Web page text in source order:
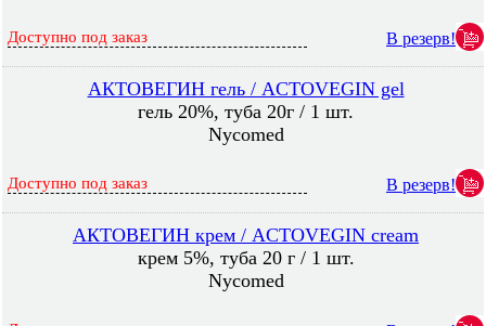
Доступно под заказ В резерв!
АКТОВЕГИН гель / ACTOVEGIN gel
гель 20%, туба 20г / 1 шт.
Nycomed
Доступно под заказ В резерв!
АКТОВЕГИН крем / ACTOVEGIN cream
крем 5%, туба 20 г / 1 шт.
Nycomed